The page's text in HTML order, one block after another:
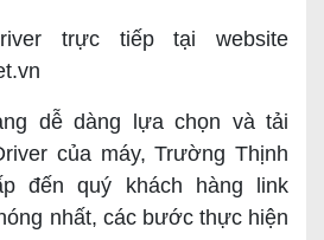
trực tiếp tại website
dễ dàng lựa chọn và tải
của máy, Trường Thịnh
đến quý khách hàng link
nhất, các bước thực hiện